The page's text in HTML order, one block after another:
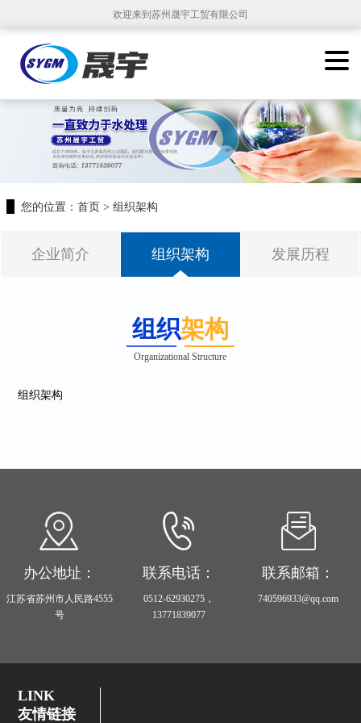
欢迎来到苏州晟宇工贸有限公司
您的位置： 首页 > 组织架构
企业简介 组织架构 发展历程
组织架构
Organizational Structure
组织架构
办公地址：
江苏省苏州市人民路4555
号
联系电话：
0512-62930275，
13771839077
联系邮箱：
740596933@qq.com
LINK
友情链接